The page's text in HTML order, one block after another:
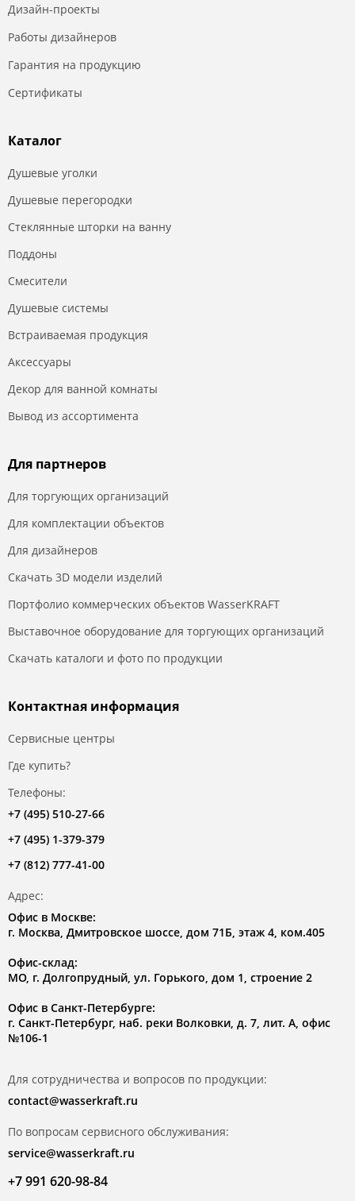
Дизайн-проекты
Работы дизайнеров
Гарантия на продукцию
Сертификаты
Каталог
Душевые уголки
Душевые перегородки
Стеклянные шторки на ванну
Поддоны
Смесители
Душевые системы
Встраиваемая продукция
Аксессуары
Декор для ванной комнаты
Вывод из ассортимента
Для партнеров
Для торгующих организаций
Для комплектации объектов
Для дизайнеров
Скачать 3D модели изделий
Портфолио коммерческих объектов WasserKRAFT
Выставочное оборудование для торгующих организаций
Скачать каталоги и фото по продукции
Контактная информация
Сервисные центры
Где купить?
Телефоны:
+7 (495) 510-27-66
+7 (495) 1-379-379
+7 (812) 777-41-00
Адрес:
Офис в Москве:
г. Москва, Дмитровское шоссе, дом 71Б, этаж 4, ком.405
Офис-склад:
МО, г. Долгопрудный, ул. Горького, дом 1, строение 2
Офис в Санкт-Петербурге:
г. Санкт-Петербург, наб. реки Волковки, д. 7, лит. А, офис
№106-1
Для сотрудничества и вопросов по продукции:
contact@wasserkraft.ru
По вопросам сервисного обслуживания:
service@wasserkraft.ru
+7 991 620-98-84